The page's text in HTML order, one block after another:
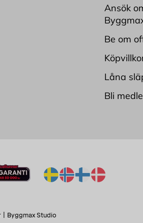
Ansök
Be om
Låna
Bli
Byggmax Studio